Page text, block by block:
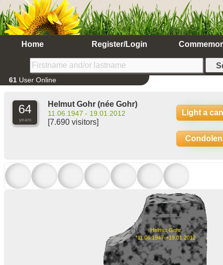
Home Register/Login
61 User Online
64
years
Helmut Gohr (née Gohr)
11.06.1947 - 19.01.2012
[7.690 visitors]
Light a
Helmut Gohr
*11.06.1947-+19.01.2012